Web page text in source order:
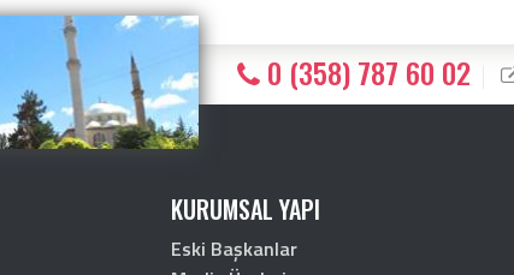
0 (358) 787 60 02
KURUMSAL YAPI
Eski Başkanlar